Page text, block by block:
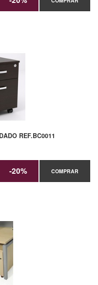
REF.BC0011
-20% COMPRAR